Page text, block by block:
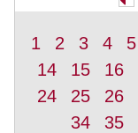
1 2 3 4 5
14
15 16
24
25 26
34
35